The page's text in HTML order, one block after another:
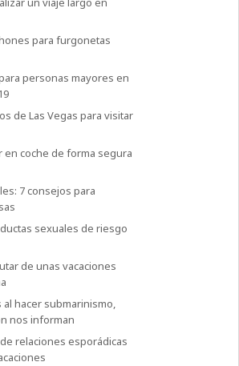
para furgonetas
personas mayores en
de Las Vegas para visitar
en coche de forma segura
7 consejos para
sexuales de riesgo
de unas vacaciones
hacer submarinismo,
nos informan
relaciones esporádicas